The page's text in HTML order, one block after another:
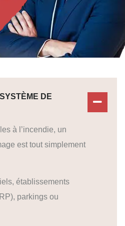
DE
à l’incendie, un
est tout simplement
établissements
parkings ou